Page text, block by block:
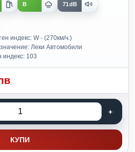
B 71dB
индекс: W - (270км/ч.)
Леки Автомобили
индекс: 103
КУПИ